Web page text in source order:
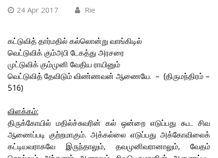
24 Apr 2017 Rie
கட்டுவித் தார்மதில் கல்லொன்று வாங்கிடில்
வெட்டுவிக் கும்அபி டேகத்து அரசரை
முட்டுவிக் கும்முனி வேதிய ராயினும்
வெட்டுவித் தேவிடும் விண்ணவன் ஆணையே. – (திருமந்திரம் –
516)
விளக்கம்:
திருக்கோயில் மதில்ச்சுவரின் கல் ஒன்றை எடுப்பது கூட சிவ
ஆணைப்படி குற்றமாகும். அக்கல்லை எடுப்பது அக்கோவிலைக்
கட்டியவராகவே இருந்தாலும், தவமுனிவரானாலும், வேதம்